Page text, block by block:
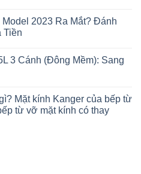
Model 2023 Ra Mắt? Đánh
Tiền
3 Cánh (Đông Mềm): Sang
Mặt kính Kanger của bếp từ
từ vỡ mặt kính có thay